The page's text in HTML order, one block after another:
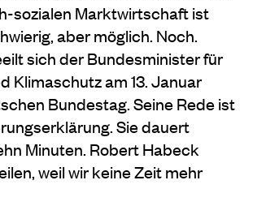
sozialen Marktwirtschaft ist
aber möglich. Noch.
sich der Bundesminister für
Klimaschutz am 13. Januar
Bundestag. Seine Rede ist
Sie dauert
Minuten. Robert Habeck
weil wir keine Zeit mehr